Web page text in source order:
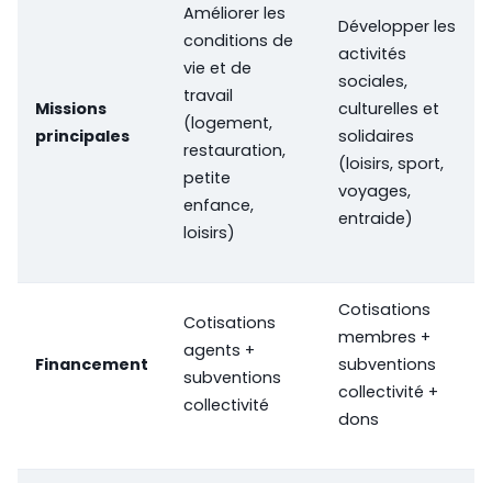
Missions
principales
Améliorer les
conditions de
vie et de
travail
(logement,
restauration,
petite
enfance,
loisirs)
Développer les
activités
sociales,
culturelles et
solidaires
(loisirs, sport,
voyages,
entraide)
Financement
Cotisations
agents +
subventions
collectivité
Cotisations
membres +
subventions
collectivité +
dons